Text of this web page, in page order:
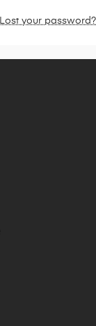
Lost your password?